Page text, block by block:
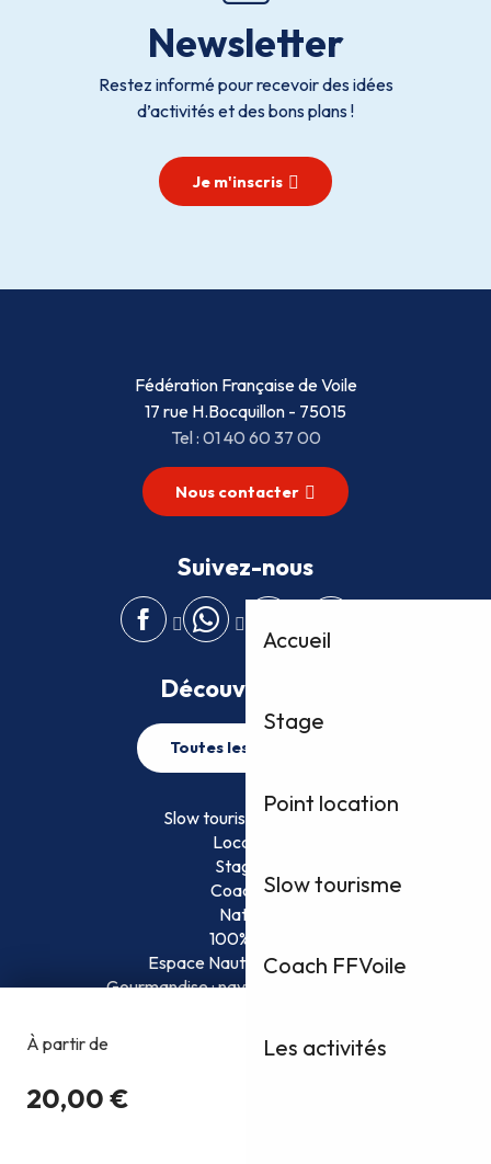
Accueil
Stage
Point location
Slow tourisme
Coach FFVoile
Les activités
Newsletter
Restez informé pour recevoir des idées
d’activités et des bons plans !
Je m'inscris
Fédération Française de Voile
17 rue H.Bocquillon - 75015
Tel : 01 40 60 37 00
Nous contacter
Suivez-nous
Découvrez plus
Toutes les activités
Slow tourisme FFVoile
Location
Stage
Coaching
Nature
100% Fun
Espace Nautique Surveillé
Gourmandise : naviguez et savourez !
Copyright @2026